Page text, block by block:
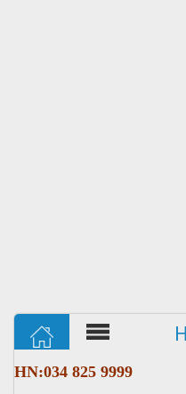
HN:034 825 9999